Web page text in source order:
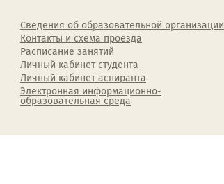
Сведения об образовательной организации
Контакты и схема проезда
Расписание занятий
Личный кабинет студента
Личный кабинет аспиранта
Электронная информационно-
образовательная среда